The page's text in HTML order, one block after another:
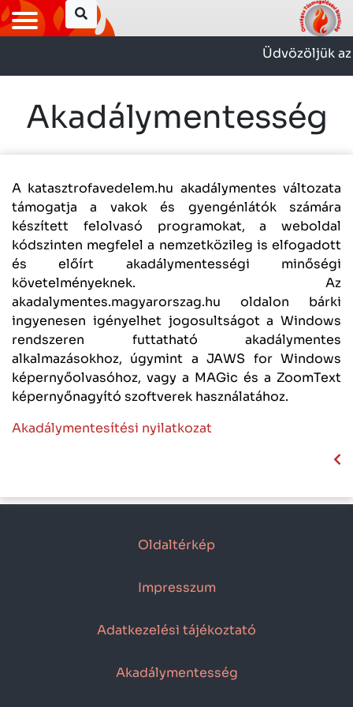
Üdvözöljük
Akadálymentesség
A katasztrofavedelem.hu akadálymentes változata
támogatja a vakok és gyengénlátók számára
készített felolvasó programokat, a weboldal
kódszinten megfelel a nemzetközileg is elfogadott
és előírt akadálymentességi minőségi
követelményeknek. Az
akadalymentes.magyarorszag.hu oldalon bárki
ingyenesen igényelhet jogosultságot a Windows
rendszeren futtatható akadálymentes
alkalmazásokhoz, úgymint a JAWS for Windows
képernyőolvasóhoz, vagy a MAGic és a ZoomText
képernyőnagyító szoftverek használatához.
Akadálymentesítési nyilatkozat
Oldaltérkép
Impresszum
Adatkezelési tájékoztató
Akadálymentesség